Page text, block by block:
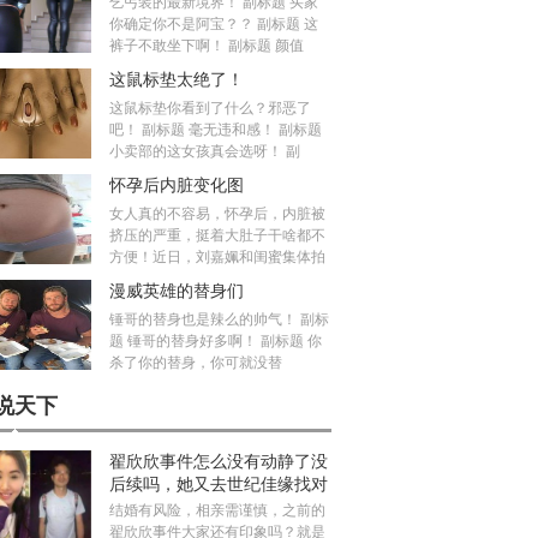
你确定你不是阿宝？？ 副标题 这
裤子不敢坐下啊！ 副标题 颜值
这鼠标垫太绝了！
这鼠标垫你看到了什么？邪恶了
吧！ 副标题 毫无违和感！ 副标题
小卖部的这女孩真会选呀！ 副
怀孕后内脏变化图
女人真的不容易，怀孕后，内脏被
挤压的严重，挺着大肚子干啥都不
方便！近日，刘嘉姵和闺蜜集体拍
漫威英雄的替身们
锤哥的替身也是辣么的帅气！ 副标
题 锤哥的替身好多啊！ 副标题 你
杀了你的替身，你可就没替
天下
翟欣欣事件怎么没有动静了没
后续吗，她又去世纪佳缘找对
象真的假的
结婚有风险，相亲需谨慎，之前的
翟欣欣事件大家还有印象吗？就是